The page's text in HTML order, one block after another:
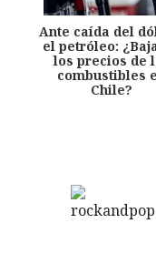
Ante caída del
el petróleo:
los precios de
combustibles
Chile?